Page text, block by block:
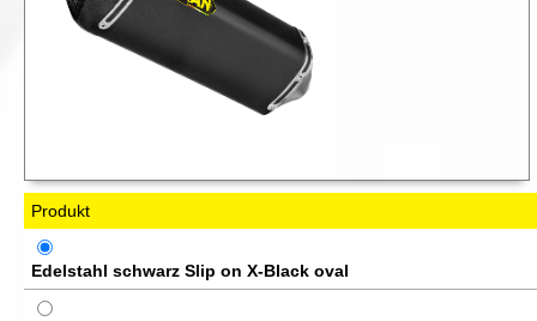
Produkt
Edelstahl schwarz Slip on X-Black oval